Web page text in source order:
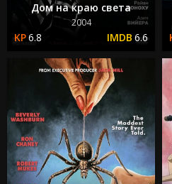
Дом на краю света
2004
6.8 6.6